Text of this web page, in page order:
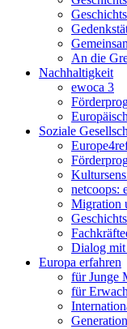
An die
Nachhaltigkeit
ewoca 3
Soziale
netcoops:
Migration
Dialog
Europa erfahren
für Junge
für